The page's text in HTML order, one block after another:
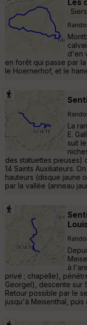
Les
d'en
en forêt qui passe par
le Hoernerhof, et le
La
E.
suit
des statuettes pieuses)
14 Saints Auxiliateurs.
hauteurs (disque jaune
par la vallée (anneau
à
privé ; chapelle),
Georgel), descente sur
Retour possible par le
jusqu'à Meisenthal,